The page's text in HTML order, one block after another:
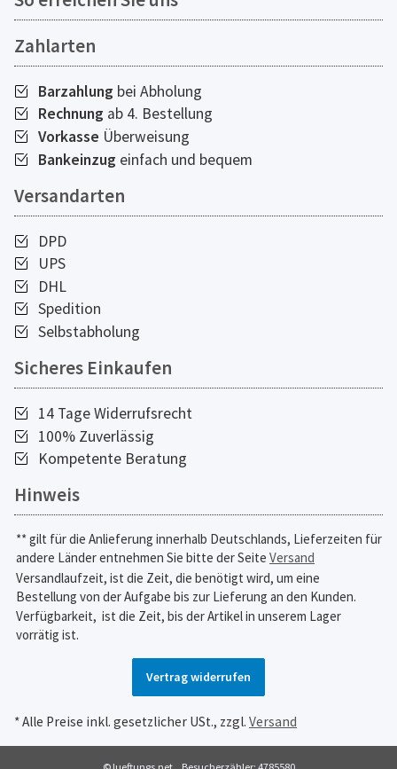
Zahlarten
Barzahlung bei Abholung
Rechnung ab 4. Bestellung
Vorkasse Überweisung
Bankeinzug einfach und bequem
Versandarten
DPD
UPS
DHL
Spedition
Selbstabholung
Sicheres Einkaufen
14 Tage Widerrufsrecht
100% Zuverlässig
Kompetente Beratung
Hinweis
** gilt für die Anlieferung innerhalb Deutschlands, Lieferzeiten für
andere Länder entnehmen Sie bitte der Seite Versand
Versandlaufzeit, ist die Zeit, die benötigt wird, um eine
Bestellung von der Aufgabe bis zur Lieferung an den Kunden.
Verfügbarkeit, ist die Zeit, bis der Artikel in unserem Lager
vorrätig ist.
Vertrag widerrufen
* Alle Preise inkl. gesetzlicher USt., zzgl. Versand